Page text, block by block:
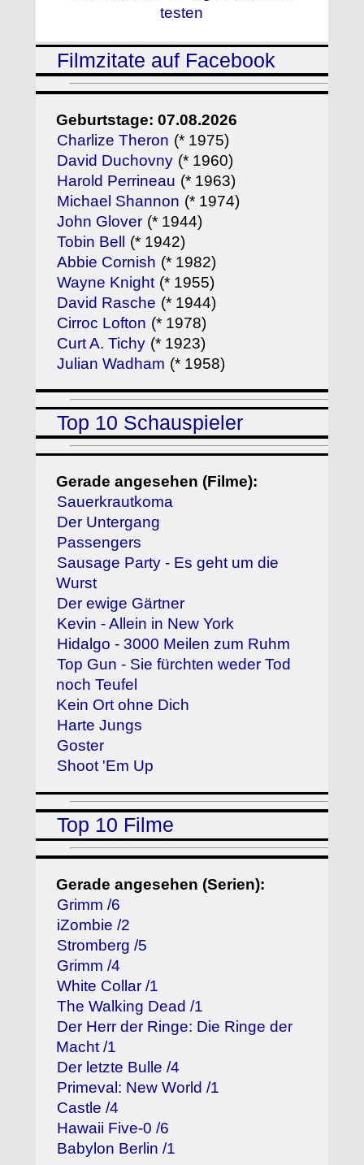
testen
Filmzitate auf Facebook
Geburtstage: 07.08.2026
Charlize Theron (* 1975)
David Duchovny (* 1960)
Harold Perrineau (* 1963)
Michael Shannon (* 1974)
John Glover (* 1944)
Tobin Bell (* 1942)
Abbie Cornish (* 1982)
Wayne Knight (* 1955)
David Rasche (* 1944)
Cirroc Lofton (* 1978)
Curt A. Tichy (* 1923)
Julian Wadham (* 1958)
Top 10 Schauspieler
Gerade angesehen (Filme):
Sauerkrautkoma
Der Untergang
Passengers
Sausage Party - Es geht um die
Wurst
Der ewige Gärtner
Kevin - Allein in New York
Hidalgo - 3000 Meilen zum Ruhm
Top Gun - Sie fürchten weder Tod
noch Teufel
Kein Ort ohne Dich
Harte Jungs
Goster
Shoot 'Em Up
Top 10 Filme
Gerade angesehen (Serien):
Grimm /6
iZombie /2
Stromberg /5
Grimm /4
White Collar /1
The Walking Dead /1
Der Herr der Ringe: Die Ringe der
Macht /1
Der letzte Bulle /4
Primeval: New World /1
Castle /4
Hawaii Five-0 /6
Babylon Berlin /1